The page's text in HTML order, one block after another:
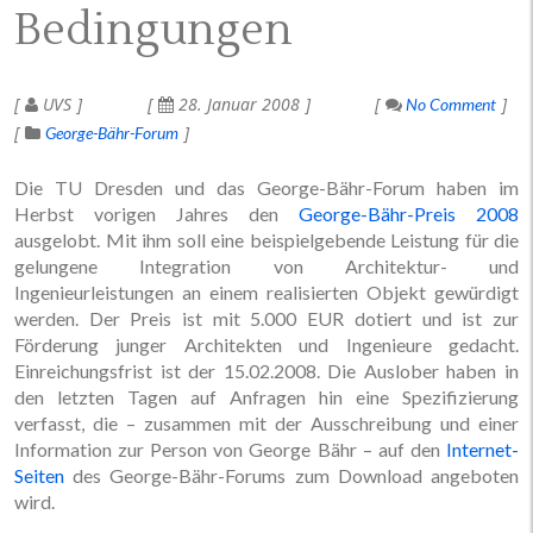
Bedingungen
UVS 28. Januar 2008
No Comment
George-Bähr-Forum
Die TU Dresden und das George-Bähr-Forum haben im
Herbst vorigen Jahres den George-Bähr-Preis 2008
ausgelobt. Mit ihm soll eine beispielgebende Leistung für die
gelungene Integration von Architektur- und
Ingenieurleistungen an einem realisierten Objekt gewürdigt
werden. Der Preis ist mit 5.000 EUR dotiert und ist zur
Förderung junger Architekten und Ingenieure gedacht.
Einreichungsfrist ist der 15.02.2008. Die Auslober haben in
den letzten Tagen auf Anfragen hin eine Spezifizierung
verfasst, die – zusammen mit der Ausschreibung und einer
Information zur Person von George Bähr – auf den Internet-
Seiten des George-Bähr-Forums zum Download angeboten
wird.